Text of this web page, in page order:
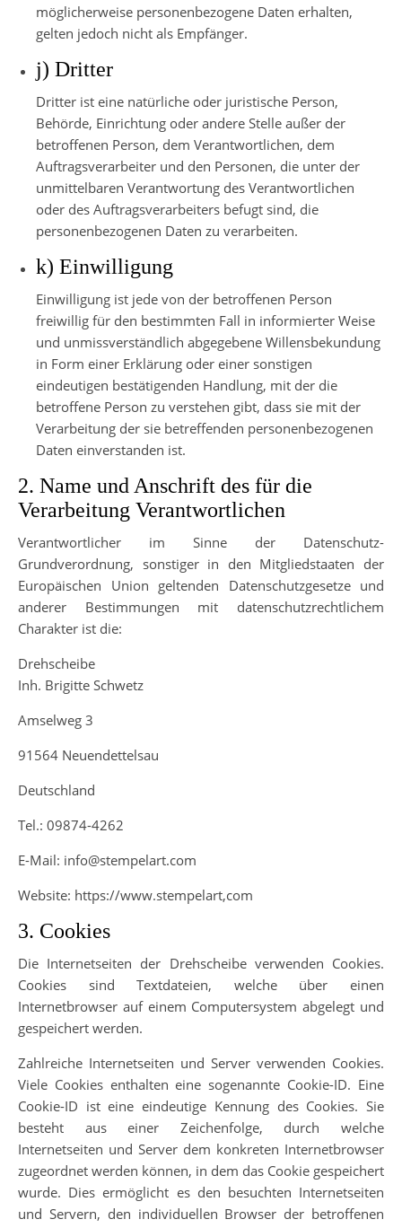
möglicherweise personenbezogene Daten erhalten,
gelten jedoch nicht als Empfänger.
j) Dritter
Dritter ist eine natürliche oder juristische Person,
Behörde, Einrichtung oder andere Stelle außer der
betroffenen Person, dem Verantwortlichen, dem
Auftragsverarbeiter und den Personen, die unter der
unmittelbaren Verantwortung des Verantwortlichen
oder des Auftragsverarbeiters befugt sind, die
personenbezogenen Daten zu verarbeiten.
k) Einwilligung
Einwilligung ist jede von der betroffenen Person
freiwillig für den bestimmten Fall in informierter Weise
und unmissverständlich abgegebene Willensbekundung
in Form einer Erklärung oder einer sonstigen
eindeutigen bestätigenden Handlung, mit der die
betroffene Person zu verstehen gibt, dass sie mit der
Verarbeitung der sie betreffenden personenbezogenen
Daten einverstanden ist.
2. Name und Anschrift des für die
Verarbeitung Verantwortlichen
Verantwortlicher im Sinne der Datenschutz-
Grundverordnung, sonstiger in den Mitgliedstaaten der
Europäischen Union geltenden Datenschutzgesetze und
anderer Bestimmungen mit datenschutzrechtlichem
Charakter ist die:
Drehscheibe
Inh. Brigitte Schwetz
Amselweg 3
91564 Neuendettelsau
Deutschland
Tel.: 09874-4262
E-Mail: info@stempelart.com
Website: https://www.stempelart,com
3. Cookies
Die Internetseiten der Drehscheibe verwenden Cookies.
Cookies sind Textdateien, welche über einen
Internetbrowser auf einem Computersystem abgelegt und
gespeichert werden.
Zahlreiche Internetseiten und Server verwenden Cookies.
Viele Cookies enthalten eine sogenannte Cookie-ID. Eine
Cookie-ID ist eine eindeutige Kennung des Cookies. Sie
besteht aus einer Zeichenfolge, durch welche
Internetseiten und Server dem konkreten Internetbrowser
zugeordnet werden können, in dem das Cookie gespeichert
wurde. Dies ermöglicht es den besuchten Internetseiten
und Servern, den individuellen Browser der betroffenen